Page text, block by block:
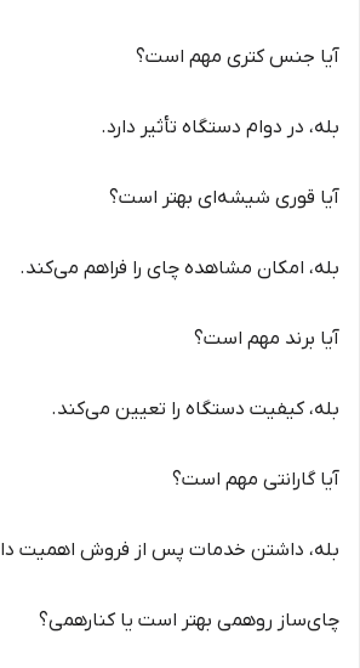
آیا جنس کتری مهم است؟
بله، در دوام دستگاه تأثیر دارد.
آیا قوری شیشه‌ای بهتر است؟
بله، امکان مشاهده چای را فراهم می‌کند.
آیا برند مهم است؟
بله، کیفیت دستگاه را تعیین می‌کند.
آیا گارانتی مهم است؟
بله، داشتن خدمات پس از فروش اهمیت
چای‌ساز روهمی بهتر است یا کنارهمی؟